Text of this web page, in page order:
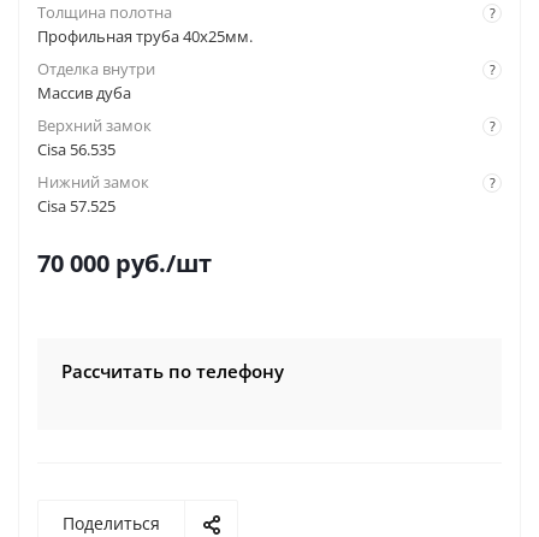
?
Толщина полотна
Профильная труба 40х25мм.
?
Отделка внутри
Массив дуба
?
Верхний замок
Cisa 56.535
?
Нижний замок
Cisa 57.525
70 000 руб./шт
Рассчитать по телефону
Поделиться